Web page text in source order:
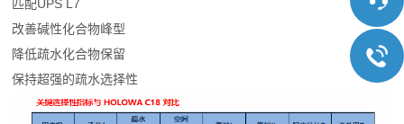
匹配UPS L7
改善碱性化合物峰型
降低疏水化合物保留
保持超强的疏水选择性